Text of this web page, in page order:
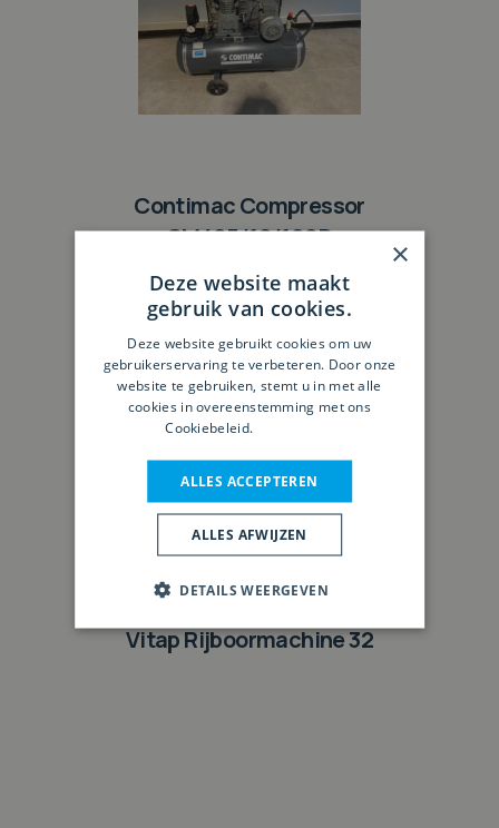
Contimac Compressor
CM405/10/100D
Vitap Rijboormachine 32
×
Deze website maakt
gebruik van cookies.
Deze website gebruikt cookies om uw
gebruikerservaring te verbeteren. Door onze
website te gebruiken, stemt u in met alle
cookies in overeenstemming met ons
Cookiebeleid.
ALLES ACCEPTEREN
ALLES AFWIJZEN
DETAILS WEERGEVEN